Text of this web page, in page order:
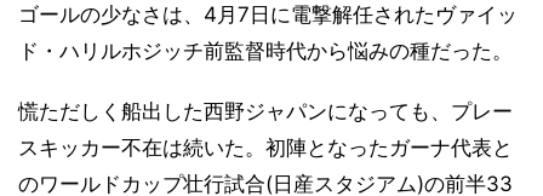
ゴールの少なさは、4月7日に電撃解任されたヴァイッ
ド・ハリルホジッチ前監督時代から悩みの種だった。
慌ただしく船出した西野ジャパンになっても、プレー
スキッカー不在は続いた。初陣となったガーナ代表と
のワールドカップ壮行試合(日産スタジアム)の前半33